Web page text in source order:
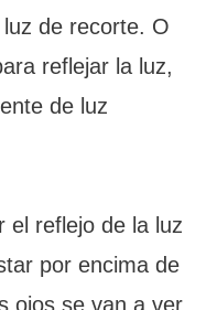
de recorte. O
reflejar la luz,
de luz
el reflejo de la luz
por encima de
ojos se van a ver